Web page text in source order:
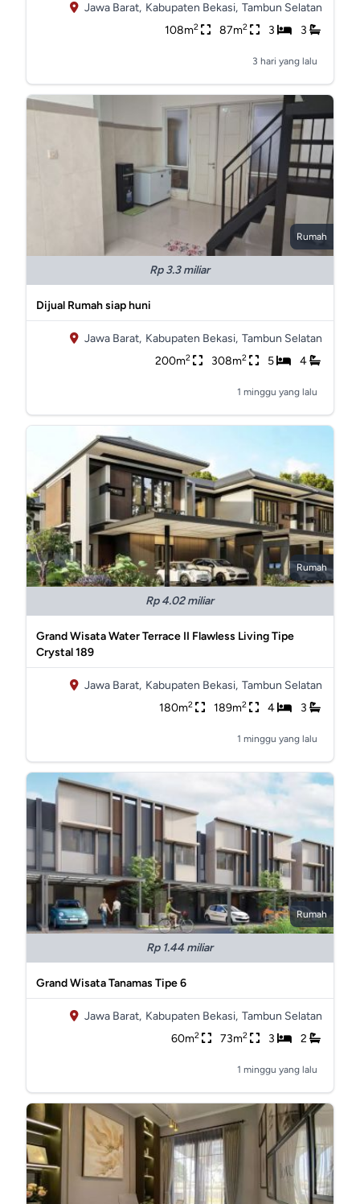
Jawa Barat, Kabupaten Bekasi, Tambun Selatan
108m2 87m2 3 3
3 hari yang lalu
Rumah
Rp 3.3 miliar
Dijual Rumah siap huni
Jawa Barat, Kabupaten Bekasi, Tambun Selatan
200m2 308m2 5 4
1 minggu yang lalu
Rumah
Rp 4.02 miliar
Grand Wisata Water Terrace II Flawless Living Tipe
Crystal 189
Jawa Barat, Kabupaten Bekasi, Tambun Selatan
180m2 189m2 4 3
1 minggu yang lalu
Rumah
Rp 1.44 miliar
Grand Wisata Tanamas Tipe 6
Jawa Barat, Kabupaten Bekasi, Tambun Selatan
60m2 73m2 3 2
1 minggu yang lalu